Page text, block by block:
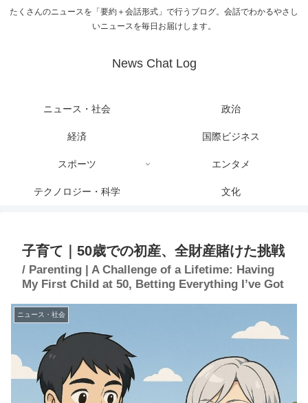
たくさんのニュースを「要約＋会話形式」で行うブログ。会話でわかるやさし
いニュースを毎日お届けします。
News Chat Log
ニュース・社会 政治
経済 国際ビジネス
スポーツ エンタメ
テクノロジー・科学 文化
子育て｜50歳での初産、全財産賭けた挑戦
/ Parenting | A Challenge of a Lifetime: Having
My First Child at 50, Betting Everything I’ve Got
ニュース・社会